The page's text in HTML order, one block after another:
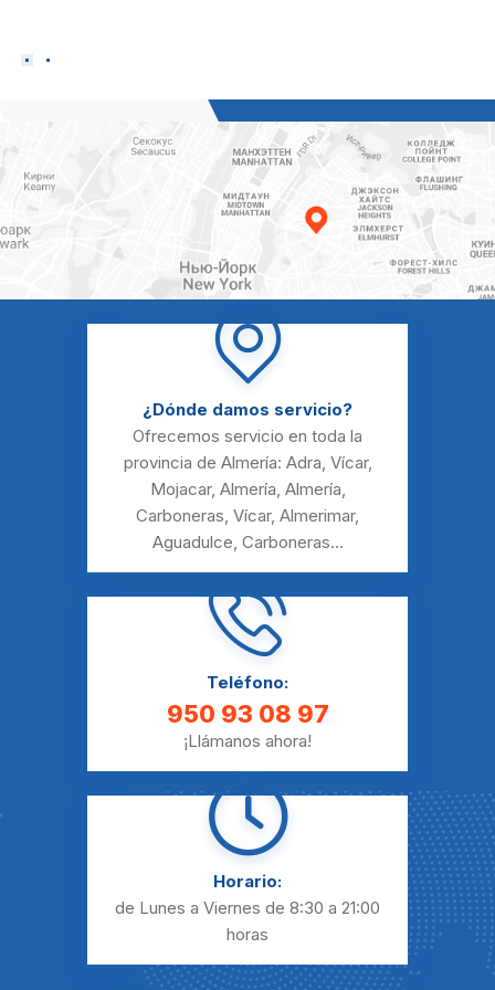
¿Dónde damos servicio?
Ofrecemos servicio en toda la
provincia de Almería: Adra, Vícar,
Mojacar, Almería, Almería,
Carboneras, Vícar, Almerimar,
Aguadulce, Carboneras...
Teléfono:
950 93 08 97
¡Llámanos ahora!
Horario:
de Lunes a Viernes de 8:30 a 21:00
horas